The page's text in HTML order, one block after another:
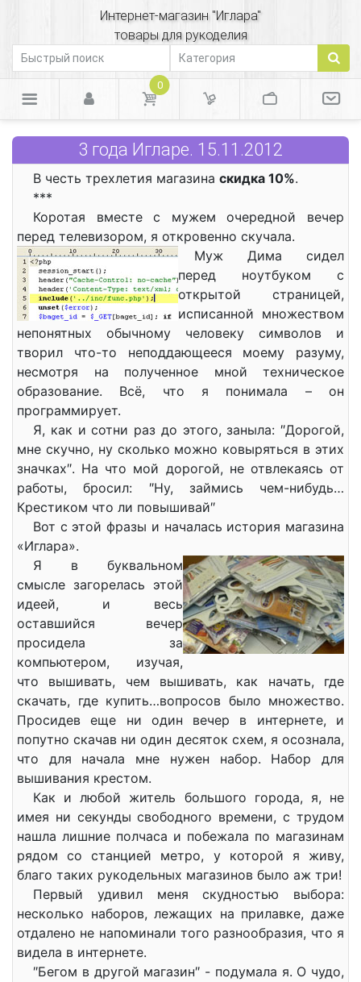
Интернет-магазин "Иглара"
товары для рукоделия
0
3 года Игларе. 15.11.2012
В честь трехлетия магазина скидка 10%.
***
Коротая вместе с мужем очередной вечер
перед телевизором, я откровенно скучала.
Муж Дима сидел
перед ноутбуком с
открытой страницей,
исписанной множеством
непонятных обычному человеку символов и
творил что-то неподдающееся моему разуму,
несмотря на полученное мной техническое
образование. Всё, что я понимала – он
программирует.
Я, как и сотни раз до этого, заныла: ″Дорогой,
мне скучно, ну сколько можно ковыряться в этих
значках″. На что мой дорогой, не отвлекаясь от
работы, бросил: ″Ну, займись чем-нибудь…
Крестиком что ли повышивай″
Вот с этой фразы и началась история магазина
«Иглара».
Я в буквальном
смысле загорелась этой
идеей, и весь
оставшийся вечер
просидела за
компьютером, изучая,
что вышивать, чем вышивать, как начать, где
скачать, где купить…вопросов было множество.
Просидев еще ни один вечер в интернете, и
попутно скачав ни один десяток схем, я осознала,
что для начала мне нужен набор. Набор для
вышивания крестом.
Как и любой житель большого города, я, не
имея ни секунды свободного времени, с трудом
нашла лишние полчаса и побежала по магазинам
рядом со станцией метро, у которой я живу,
благо таких рукодельных магазинов было аж три!
Первый удивил меня скудностью выбора:
несколько наборов, лежащих на прилавке, даже
отдалено не напоминали того разнообразия, что я
видела в интернете.
″Бегом в другой магазин″ - подумала я. О чудо,